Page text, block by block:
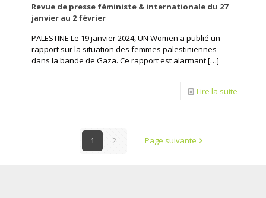
Revue de presse féministe & internationale du 27
janvier au 2 février
PALESTINE Le 19 janvier 2024, UN Women a publié un
rapport sur la situation des femmes palestiniennes
dans la bande de Gaza. Ce rapport est alarmant[…]
Lire la suite
1 2 Page suivante